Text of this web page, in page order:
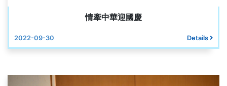
情牽中華迎國慶
2022-09-30 Details